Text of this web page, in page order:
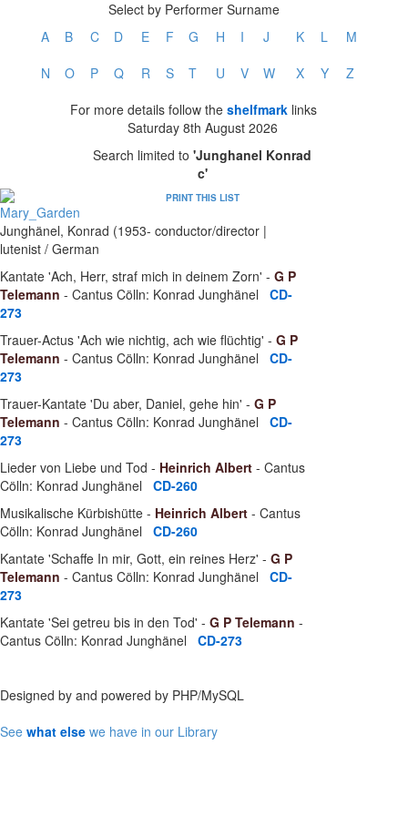
Select by Performer Surname
A
B C D E F G H I J K L
M
N
O P Q R S T U V W X Y
Z
For more details follow the shelfmarklinks
Saturday 8th August 2026
Search limited to 'Junghanel Konrad
c'
PRINT THIS LIST
Junghänel, Konrad (1953- conductor/director |
lutenist / German
Kantate 'Ach, Herr, straf mich in deinem Zorn' - G P
Telemann - Cantus Cölln: Konrad Junghänel CD-
273
Trauer-Actus 'Ach wie nichtig, ach wie flüchtig' - G P
Telemann - Cantus Cölln: Konrad Junghänel CD-
273
Trauer-Kantate 'Du aber, Daniel, gehe hin' - G P
Telemann - Cantus Cölln: Konrad Junghänel CD-
273
Lieder von Liebe und Tod - Heinrich Albert - Cantus
Cölln: Konrad Junghänel CD-260
Musikalische Kürbishütte - Heinrich Albert - Cantus
Cölln: Konrad Junghänel CD-260
Kantate 'Schaffe In mir, Gott, ein reines Herz' - G P
Telemann - Cantus Cölln: Konrad Junghänel CD-
273
Kantate 'Sei getreu bis in den Tod' - G P Telemann -
Cantus Cölln: Konrad Junghänel CD-273
Designed by and powered by PHP/MySQL
See what else we have in our Library